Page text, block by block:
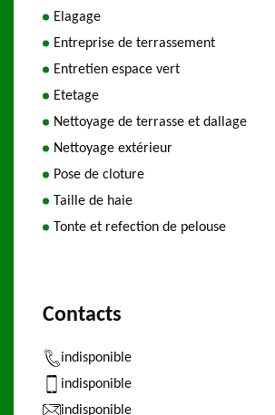
Elagage
Entreprise de terrassement
Entretien espace vert
Etetage
Nettoyage de terrasse et dallage
Nettoyage extérieur
Pose de cloture
Taille de haie
Tonte et refection de pelouse
Contacts
indisponible
indisponible
indisponible